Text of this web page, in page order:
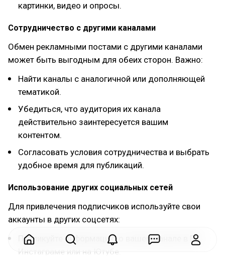
картинки, видео и опросы.
Сотрудничество с другими каналами
Обмен рекламными постами с другими каналами
может быть выгодным для обеих сторон. Важно:
Найти каналы с аналогичной или дополняющей
тематикой.
Убедиться, что аудитория их канала
действительно заинтересуется вашим
контентом.
Согласовать условия сотрудничества и выбрать
удобное время для публикаций.
Использование других социальных сетей
Для привлечения подписчиков используйте свои
аккаунты в других соцсетях:
Публикуйте информацию о вашем канале в ВК,
Инстаграме или на Ютубе.